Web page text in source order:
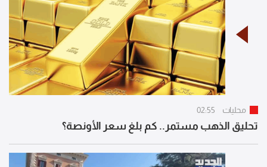
محليات 02:55
تحليق الذهب مستمر.. كم بلغ سعر الأونصة؟